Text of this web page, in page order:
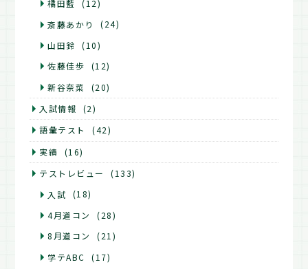
橘田藍
(12)
斎藤あかり
(24)
山田鈴
(10)
佐藤佳歩
(12)
新谷奈菜
(20)
入試情報
(2)
語彙テスト
(42)
実績
(16)
テストレビュー
(133)
入試
(18)
4月道コン
(28)
8月道コン
(21)
学テABC
(17)